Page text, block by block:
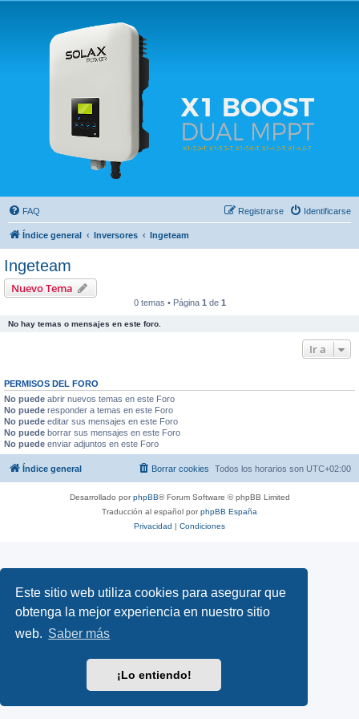
Este sitio web utiliza cookies para asegurar que
obtenga la mejor experiencia en nuestro sitio
web. Saber más
¡Lo entiendo!
Solax FAQ
Lugar para intercambiar dudas sobre inversores solares Solax y temas relacionados.
FAQ Identificarse
Registrarse
Índice general Inversores Ingeteam
Ingeteam
Nuevo Tema
0 temas • Página 1 de 1
No hay temas o mensajes en este foro.
Ir a
PERMISOS DEL FORO
No puede abrir nuevos temas en este Foro
No puede responder a temas en este Foro
No puede editar sus mensajes en este Foro
No puede borrar sus mensajes en este Foro
No puede enviar adjuntos en este Foro
Índice general Todos los horarios son UTC+02:00
Borrar cookies
Desarrollado porphpBB® Forum Software © phpBB Limited
Traducción al español porphpBB España
Privacidad | Condiciones